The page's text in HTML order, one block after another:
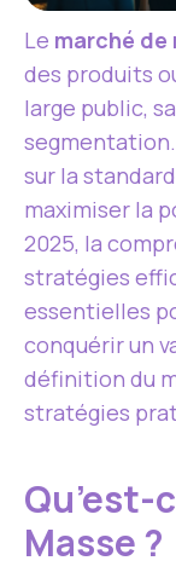
Le marché de
des produits
large public,
sur la
maximiser la
2025, la
stratégies
essentielles
conquérir un
définition du
stratégies
Qu’est-
Masse ?